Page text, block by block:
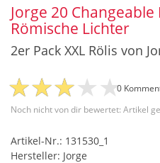
Jorge 20
Römische Lichter
2er Pack XXL Rölis von
Noch nicht von dir bewertet: Artikel
0
Artikel-Nr.: 131530_1
Hersteller: Jorge